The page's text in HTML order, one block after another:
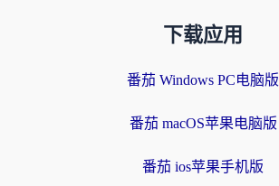
下载应用
番茄 Windows PC电脑版
番茄 macOS苹果电脑版
番茄 ios苹果手机版